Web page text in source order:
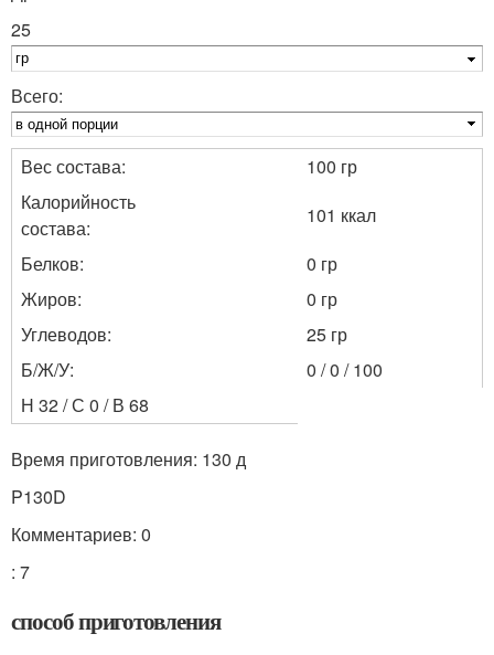
25
Всего:
Вес состава:
100 гр
Калорийность
состава:
101 ккал
Белков:
0 гр
Жиров:
0 гр
Углеводов:
25 гр
Б/Ж/У:
0 / 0 / 100
Н 32 / С 0 / В 68
Время приготовления: 130 д
P130D
Комментариев: 0
: 7
способ приготовления